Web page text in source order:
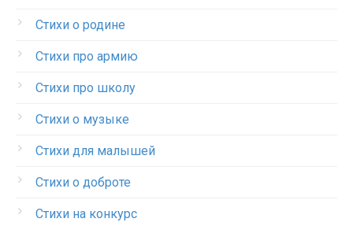
Стихи о родине
Стихи про армию
Стихи про школу
Стихи о музыке
Стихи для малышей
Стихи о доброте
Стихи на конкурс